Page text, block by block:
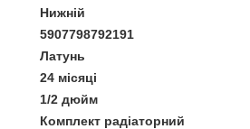
Нижній
5907798792191
Латунь
24 місяці
1/2 дюйм
Комплект радіаторний